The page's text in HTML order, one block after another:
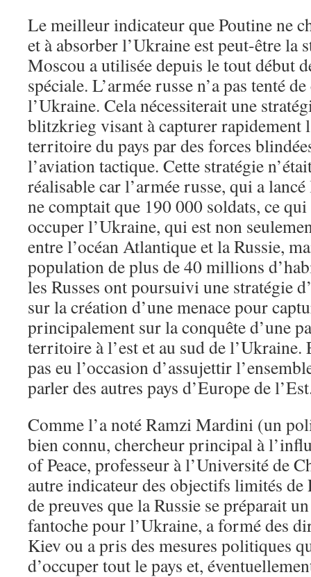
Le meilleur indicateur que Poutine ne
et à absorber l’Ukraine est peut-être la
Moscou a utilisée depuis le tout début
spéciale. L’armée russe n’a pas tenté
l’Ukraine. Cela nécessiterait une
blitzkrieg visant à capturer rapidement
territoire du pays par des forces
l’aviation tactique. Cette stratégie
réalisable car l’armée russe, qui a
ne comptait que 190 000 soldats, ce
occuper l’Ukraine, qui est non
entre l’océan Atlantique et la Russie,
population de plus de 40 millions
les Russes ont poursuivi une stratégie
sur la création d’une menace pour
principalement sur la conquête d’une
territoire à l’est et au sud de l’Ukraine.
pas eu l’occasion d’assujettir
parler des autres pays d’Europe de
Comme l’a noté Ramzi Mardini (un
bien connu, chercheur principal à
of Peace, professeur à l’Université de
autre indicateur des objectifs limités de
de preuves que la Russie se préparait
fantoche pour l’Ukraine, a formé des
Kiev ou a pris des mesures politiques
d’occuper tout le pays et,